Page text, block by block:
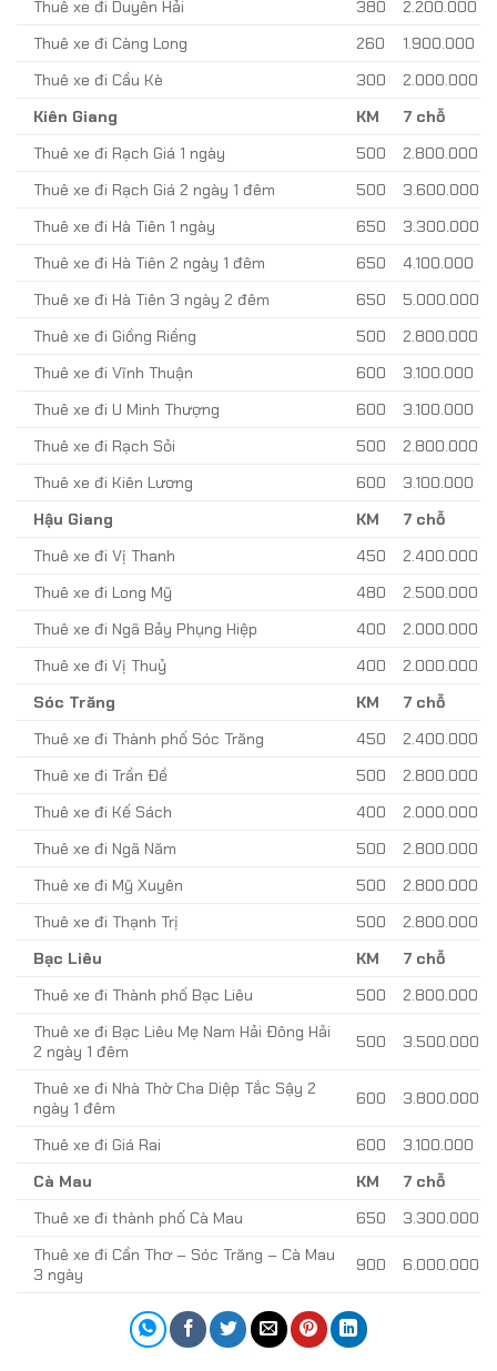
Thuê xe đi Duyên Hải 380
2.200.000
Thuê xe đi Càng Long
260
1.900.000
Thuê xe đi Cầu Kè
300
2.000.000
Kiên Giang
KM
7 chỗ
Thuê xe đi Rạch Giá 1 ngày
500
2.800.000
Thuê xe đi Rạch Giá 2 ngày 1 đêm
500
3.600.000
Thuê xe đi Hà Tiên 1 ngày
650
3.300.000
Thuê xe đi Hà Tiên 2 ngày 1 đêm
650
4.100.000
Thuê xe đi Hà Tiên 3 ngày 2 đêm
650
5.000.000
Thuê xe đi Giồng Riềng
500
2.800.000
Thuê xe đi Vĩnh Thuận
600
3.100.000
Thuê xe đi U Minh Thượng
600
3.100.000
Thuê xe đi Rạch Sỏi
500
2.800.000
Thuê xe đi Kiên Lương
600
3.100.000
Hậu Giang
KM
7 chỗ
Thuê xe đi Vị Thanh
450
2.400.000
Thuê xe đi Long Mỹ
480
2.500.000
Thuê xe đi Ngã Bảy Phụng Hiệp
400
2.000.000
Thuê xe đi Vị Thuỷ
400
2.000.000
Sóc Trăng
KM
7 chỗ
Thuê xe đi Thành phố Sóc Trăng
450
2.400.000
Thuê xe đi Trần Đề
500
2.800.000
Thuê xe đi Kế Sách
400
2.000.000
Thuê xe đi Ngã Năm
500
2.800.000
Thuê xe đi Mỹ Xuyên
500
2.800.000
Thuê xe đi Thạnh Trị
500
2.800.000
Bạc Liêu
KM
7 chỗ
Thuê xe đi Thành phố Bạc Liêu
500
2.800.000
Thuê xe đi Bạc Liêu Mẹ Nam Hải Đông Hải
2 ngày 1 đêm
500 3.500.000
Thuê xe đi Nhà Thờ Cha Diệp Tắc Sậy 2
ngày 1 đêm
600 3.800.000
Thuê xe đi Giá Rai 600
3.100.000
Cà Mau
KM
7 chỗ
Thuê xe đi thành phố Cà Mau
650
3.300.000
Thuê xe đi Cần Thơ – Sóc Trăng – Cà Mau
3 ngày
900 6.000.000